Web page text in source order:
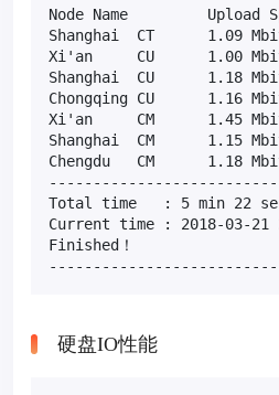
Node Name         Upload
Shanghai  CT      1.09
Xi'an     CU      1.00
Shanghai  CU      1.18
Chongqing CU      1.16
Xi'an     CM      1.45
Shanghai  CM      1.15
Chengdu   CM      1.18
Total time   : 5 min 22
Current time : 2018-03-21
Finished！
硬盘IO性能